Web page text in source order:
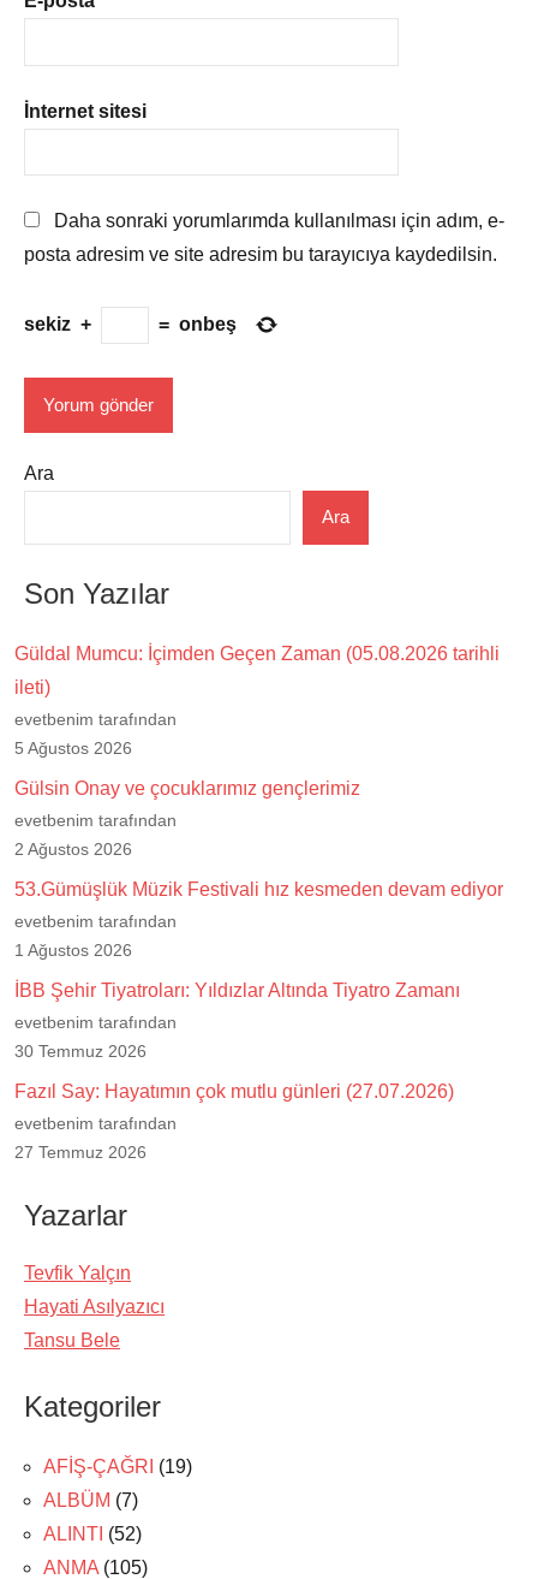
İnternet sitesi
Daha sonraki yorumlarımda kullanılması için adım, e-
posta adresim ve site adresim bu tarayıcıya kaydedilsin.
sekiz + = onbeş
Ara
Ara
Son Yazılar
Güldal Mumcu: İçimden Geçen Zaman (05.08.2026 tarihli
ileti)
evetbenim tarafından
5 Ağustos 2026
Gülsin Onay ve çocuklarımız gençlerimiz
evetbenim tarafından
2 Ağustos 2026
53.Gümüşlük Müzik Festivali hız kesmeden devam ediyor
evetbenim tarafından
1 Ağustos 2026
İBB Şehir Tiyatroları: Yıldızlar Altında Tiyatro Zamanı
evetbenim tarafından
30 Temmuz 2026
Fazıl Say: Hayatımın çok mutlu günleri (27.07.2026)
evetbenim tarafından
27 Temmuz 2026
Yazarlar
Tevfik Yalçın
Hayati Asılyazıcı
Tansu Bele
Kategoriler
AFİŞ-ÇAĞRI (19)
ALBÜM (7)
ALINTI (52)
ANMA (105)